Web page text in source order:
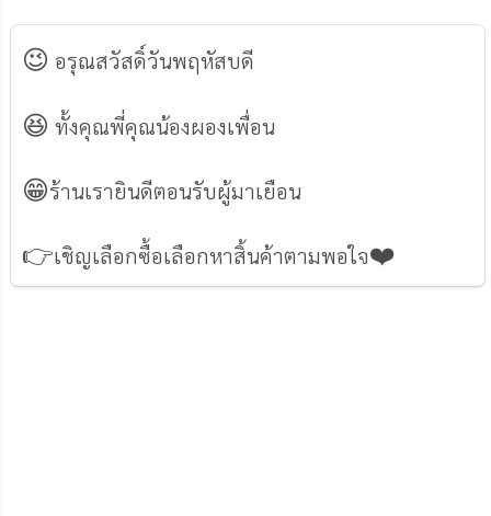
😉 อรุณสวัสดิ์วันพฤหัสบดี
😆 ทั้งคุณพี่คุณน้องผองเพื่อน
😁ร้านเรายินดีตอนรับผู้มาเยือน
👉เชิญเลือกซื้อเลือกหาสิ้นค้าตามพอใจ❤️️